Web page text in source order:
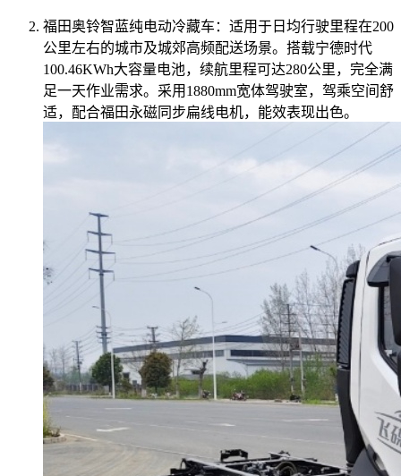
福田奥铃智蓝纯电动冷藏车：适用于日均行驶里程在200
公里左右的城市及城郊高频配送场景。搭载宁德时代
100.46KWh大容量电池，续航里程可达280公里，完全满
足一天作业需求。采用1880mm宽体驾驶室，驾乘空间舒
适，配合福田永磁同步扁线电机，能效表现出色。